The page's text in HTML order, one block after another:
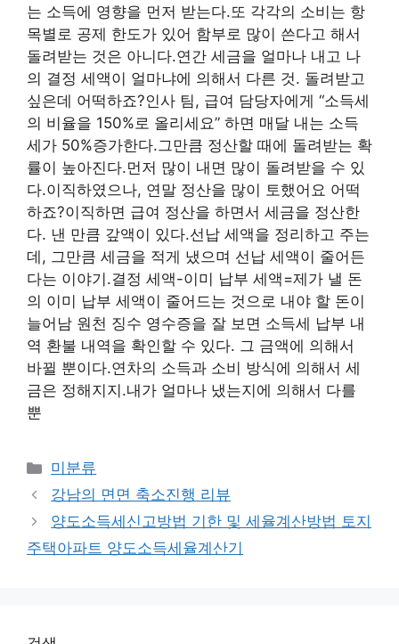
는 소득에 영향을 먼저 받는다.또 각각의 소비는 항
목별로 공제 한도가 있어 함부로 많이 쓴다고 해서
돌려받는 것은 아니다.연간 세금을 얼마나 내고 나
의 결정 세액이 얼마냐에 의해서 다른 것. 돌려받고
싶은데 어떡하죠?인사 팀, 급여 담당자에게 “소득세
의 비율을 150%로 올리세요” 하면 매달 내는 소득
세가 50%증가한다.그만큼 정산할 때에 돌려받는 확
률이 높아진다.먼저 많이 내면 많이 돌려받을 수 있
다.이직하였으나, 연말 정산을 많이 토했어요 어떡
하죠?이직하면 급여 정산을 하면서 세금을 정산한
다. 낸 만큼 갚액이 있다.선납 세액을 정리하고 주는
데, 그만큼 세금을 적게 냈으며 선납 세액이 줄어든
다는 이야기.결정 세액-이미 납부 세액=제가 낼 돈
의 이미 납부 세액이 줄어드는 것으로 내야 할 돈이
늘어남 원천 징수 영수증을 잘 보면 소득세 납부 내
역 환불 내역을 확인할 수 있다. 그 금액에 의해서
바뀔 뿐이다.연차의 소득과 소비 방식에 의해서 세
금은 정해지지.내가 얼마나 냈는지에 의해서 다를
뿐
Categories
미분류
강남의 면면 축소진행 리뷰
양도소득세신고방법 기한 및 세율계산방법 토지
주택아파트 양도소득세율계산기